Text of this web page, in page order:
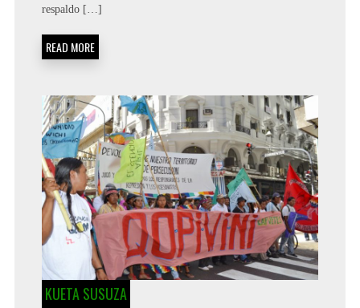
respaldo […]
READ MORE
KUETA SUSUZA